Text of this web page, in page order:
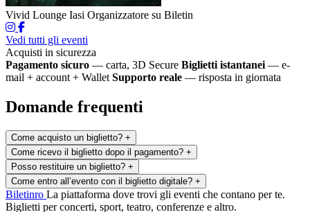
Vivid Lounge Iasi Organizzatore su Biletin
Vedi tutti gli eventi
Acquisti in sicurezza
Pagamento sicuro — carta, 3D Secure Biglietti istantanei — e-
mail + account + Wallet Supporto reale — risposta in giornata
Domande frequenti
Come acquisto un biglietto? +
Come ricevo il biglietto dopo il pagamento? +
Posso restituire un biglietto? +
Come entro all’evento con il biglietto digitale? +
Biletinro La piattaforma dove trovi gli eventi che contano per te.
Biglietti per concerti, sport, teatro, conferenze e altro.